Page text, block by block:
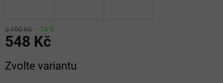
2 190 Kč –74 %
548 Kč
cena:
Zvolte variantu